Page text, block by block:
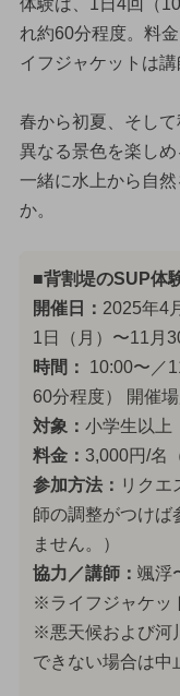
れ約60分程度。料
イフジャケットは講
春から初夏、そし
異なる景色を楽し
一緒に水上から自
か。
■背割堤のSUP体
開催日： 2025年4
1日（月）〜
時間：
10:00〜／
60分程度） 開催
対象： 小学生以上
料金： 3,000円/名
参加方法： リクエ
師の調整がつけば
ません。）
協力／講師： 颯浮
※ライフジャケッ
※悪天候および河
できない場合は中